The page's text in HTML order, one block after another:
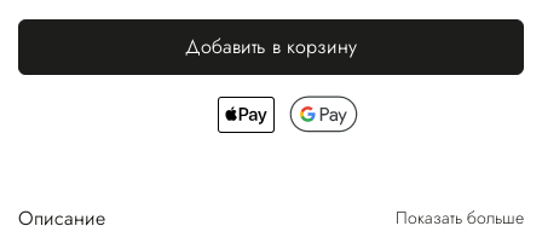
Добавить в корзину
Описание Показать больше